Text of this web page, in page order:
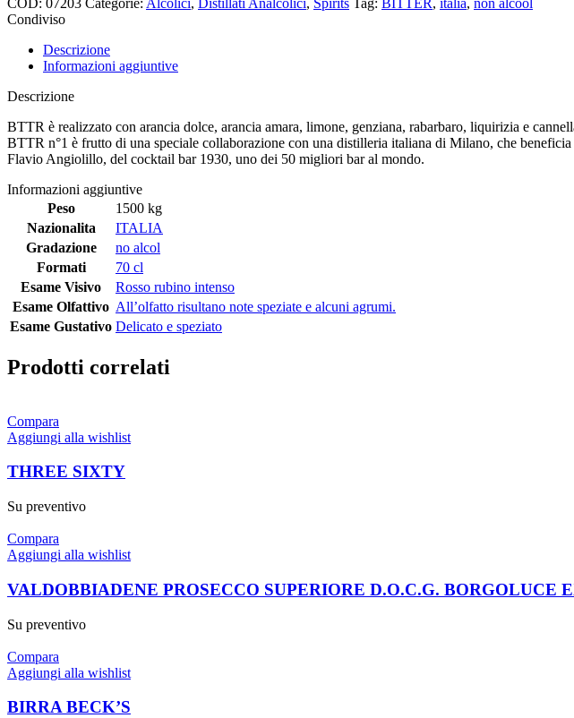
Condiviso
Descrizione
Informazioni aggiuntive
Descrizione
BTTR è realizzato con arancia dolce, arancia amara, limone, genziana, rabarbaro, liquirizia e
BTTR n°1 è frutto di una speciale collaborazione con una distilleria italiana di Milano, che
Flavio Angiolillo, del cocktail bar 1930, uno dei 50 migliori bar al mondo.
Informazioni aggiuntive
Peso
1500 kg
Nazionalita
ITALIA
Gradazione
no alcol
Formati
70 cl
Esame Visivo
Rosso rubino intenso
Esame Olfattivo All’olfatto risultano note speziate e alcuni agrumi.
Esame Gustativo Delicato e speziato
Prodotti correlati
Compara
Aggiungi alla wishlist
THREE SIXTY
Su preventivo
Compara
Aggiungi alla wishlist
VALDOBBIADENE PROSECCO SUPERIORE D.O.C.G. BORGOLUCE
Su preventivo
Compara
Aggiungi alla wishlist
BIRRA BECK’S